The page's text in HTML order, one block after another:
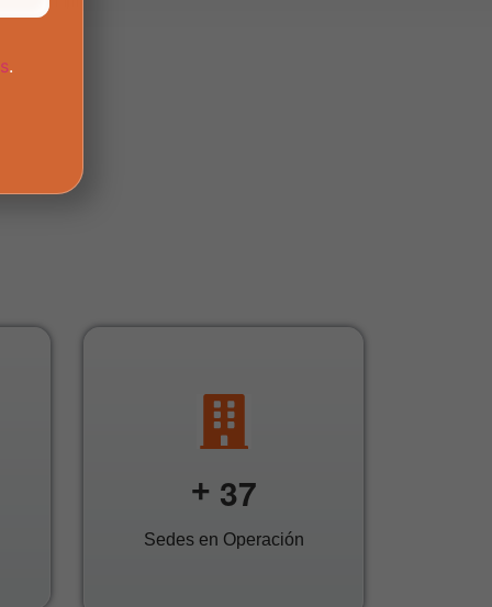
+ 37
Sedes en Operación
.